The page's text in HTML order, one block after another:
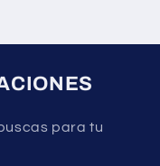
para tu